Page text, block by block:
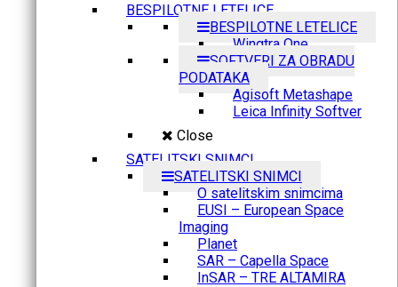
BESPILOTNE LETELICE
BESPILOTNE LETELICE
Wingtra One
SOFTVERI ZA OBRADU
PODATAKA
Agisoft Metashape
Leica Infinity Softver
Close
SATELITSKI SNIMCI
SATELITSKI SNIMCI
O satelitskim snimcima
EUSI – European Space
Imaging
Planet
SAR – Capella Space
InSAR – TRE ALTAMIRA